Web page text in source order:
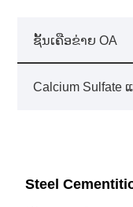
ຊັ້ນເຄືອຂ່າຍ OA
Calcium
Steel